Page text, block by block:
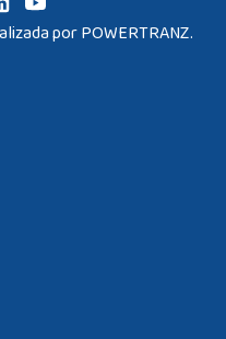
por POWERTRANZ.